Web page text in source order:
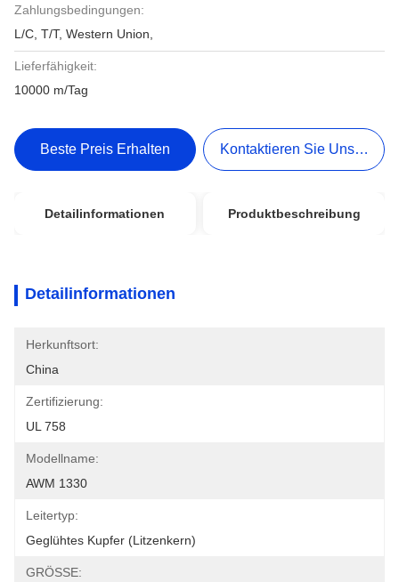
Zahlungsbedingungen:
L/C, T/T, Western Union,
Lieferfähigkeit:
10000 m/Tag
Beste Preis Erhalten Kontaktieren Sie Uns Jetzt
Detailinformationen Produktbeschreibung
Detailinformationen
Herkunftsort:
China
Zertifizierung:
UL 758
Modellname:
AWM 1330
Leitertyp:
Geglühtes Kupfer (Litzenkern)
GRÖSSE: